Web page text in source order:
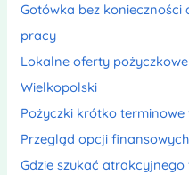
Gotówka bez
pracy
Lokalne oferty
Wielkopolski
Pożyczki krótko terminowe
Przegląd opcji
Gdzie szukać